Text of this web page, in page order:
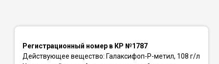
Регистрационный номер в КР №1787
Действующее вещество: Галаксифоп-Р-метил, 108 г/л